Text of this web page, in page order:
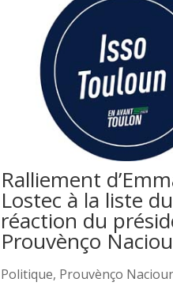
Ralliement
Lostec à la liste
réaction du
Prouvènço
Politique, Prouvènço